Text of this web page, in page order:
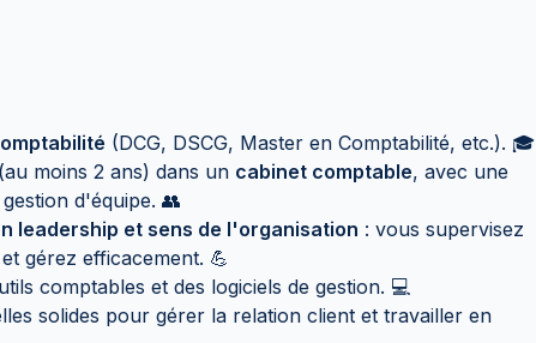
(DCG, DSCG, Master en Comptabilité, etc.). 🎓
moins 2 ans) dans un cabinet comptable, avec une
d'équipe. 👥
leadership et sens de l'organisation : vous supervisez
gérez efficacement. 💪
comptables et des logiciels de gestion. 💻
solides pour gérer la relation client et travailler en